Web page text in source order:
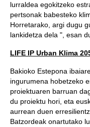
lurraldea egokitzeko
pertsonak babesteko
Horretarako, argi dugu
lankidetza dela ", esan
LIFE IP Urban Klima
Bakioko Estepona
ingurumena hobetzeko
proiektuaren barruan
du proiektu hori, eta
aurrean duen
Batzordeak onartutako